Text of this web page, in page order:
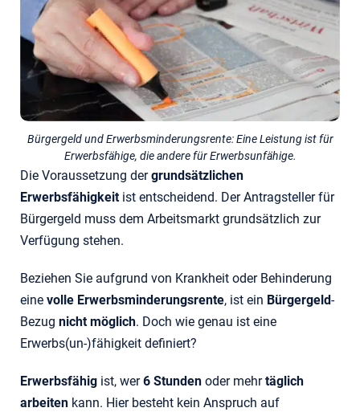
Bürgergeld und Erwerbsminderungsrente: Eine Leistung ist für
Erwerbsfähige, die andere für Erwerbsunfähige.
Die Voraussetzung dergrundsätzlichen
Erwerbsfähigkeit ist entscheidend. Der Antragsteller für
Bürgergeld muss dem Arbeitsmarkt grundsätzlich zur
Verfügung stehen.
Beziehen Sie aufgrund von Krankheit oder Behinderung
eine volle Erwerbsminderungsrente, ist ein Bürgergeld-
Bezug nicht möglich. Doch wie genau ist eine
Erwerbs(un-)fähigkeit definiert?
Erwerbsfähig ist, wer6 Stunden oder mehrtäglich
arbeiten kann. Hier besteht kein Anspruch auf